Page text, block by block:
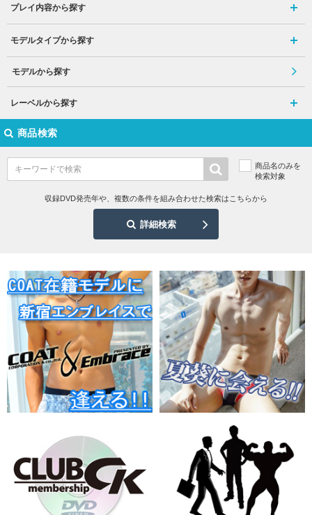
プレイ内容から探す
モデルタイプから探す
モデルから探す
レーベルから探す
商品検索
商品名のみを
検索対象
収録DVD発売年や、複数の条件を組み合わせた検索はこちらから
詳細検索